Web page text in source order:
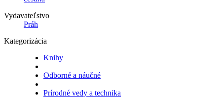
Vydavateľstvo
Práh
Kategorizácia
Knihy
Odborné a náučné
Prírodné vedy a technika